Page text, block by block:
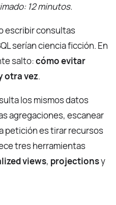
12 minutos.
escribir consultas
serían ciencia ficción. En
salto:cómo evitar
otra vez.
los mismos datos
agregaciones, escanear
petición es tirar recursos
tres herramientas
views, projectionsy